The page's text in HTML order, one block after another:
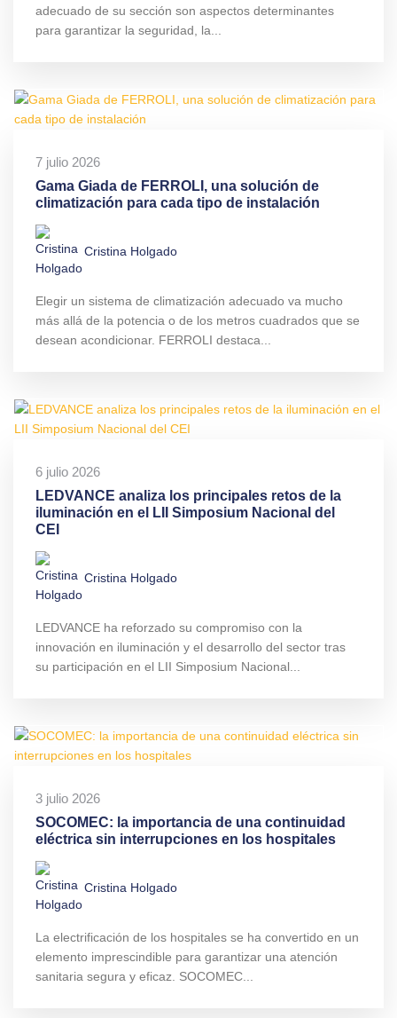
adecuado de su sección son aspectos determinantes
para garantizar la seguridad, la...
7 julio 2026
Gama Giada de FERROLI, una solución de
climatización para cada tipo de instalación
Cristina Holgado
Elegir un sistema de climatización adecuado va mucho
más allá de la potencia o de los metros cuadrados que se
desean acondicionar. FERROLI destaca...
6 julio 2026
LEDVANCE analiza los principales retos de la
iluminación en el LII Simposium Nacional del
CEI
Cristina Holgado
LEDVANCE ha reforzado su compromiso con la
innovación en iluminación y el desarrollo del sector tras
su participación en el LII Simposium Nacional...
3 julio 2026
SOCOMEC: la importancia de una continuidad
eléctrica sin interrupciones en los hospitales
Cristina Holgado
La electrificación de los hospitales se ha convertido en un
elemento imprescindible para garantizar una atención
sanitaria segura y eficaz. SOCOMEC...